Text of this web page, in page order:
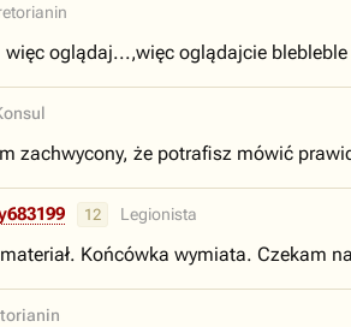
oglądaj...,więc oglądajcie blebleble
zachwycony, że potrafisz mówić
12 Legionista
Końcówka wymiata. Czekam